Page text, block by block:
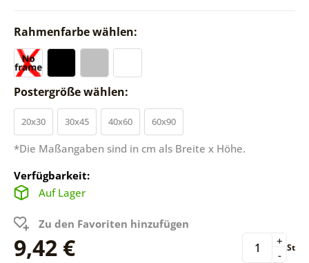
Rahmenfarbe wählen:
Postergröße wählen:
20x30 30x45 40x60 60x90
*Die Maßangaben sind in cm als Breite x Höhe.
Verfügbarkeit:
Auf Lager
Zu den Favoriten hinzufügen
9,42 € -
+ St